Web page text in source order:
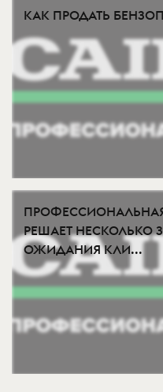
КАК ПРОДАТЬ
РЕШАЕТ НЕСКОЛЬКО
ОЖИДАНИЯ КЛИ...